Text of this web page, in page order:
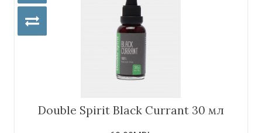
Double Spirit Black Currant 30 мл